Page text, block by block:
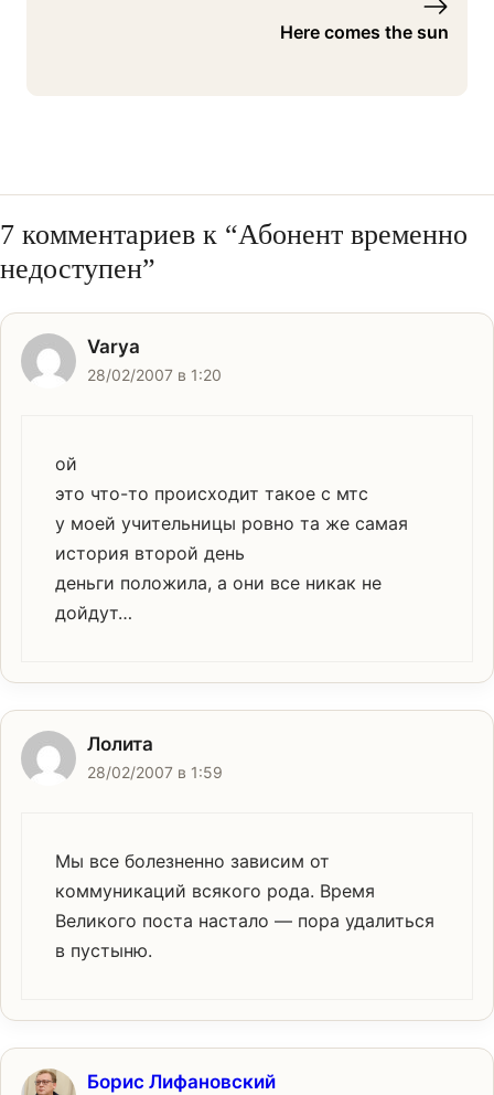
Here comes the sun
7 комментариев к “Абонент временно
недоступен”
Varya
28/02/2007 в 1:20
ой
это что-то происходит такое с мтс
у моей учительницы ровно та же самая
история второй день
деньги положила, а они все никак не
дойдут…
Лолита
28/02/2007 в 1:59
Мы все болезненно зависим от
коммуникаций всякого рода. Время
Великого поста настало — пора удалиться
в пустыню.
Борис Лифановский